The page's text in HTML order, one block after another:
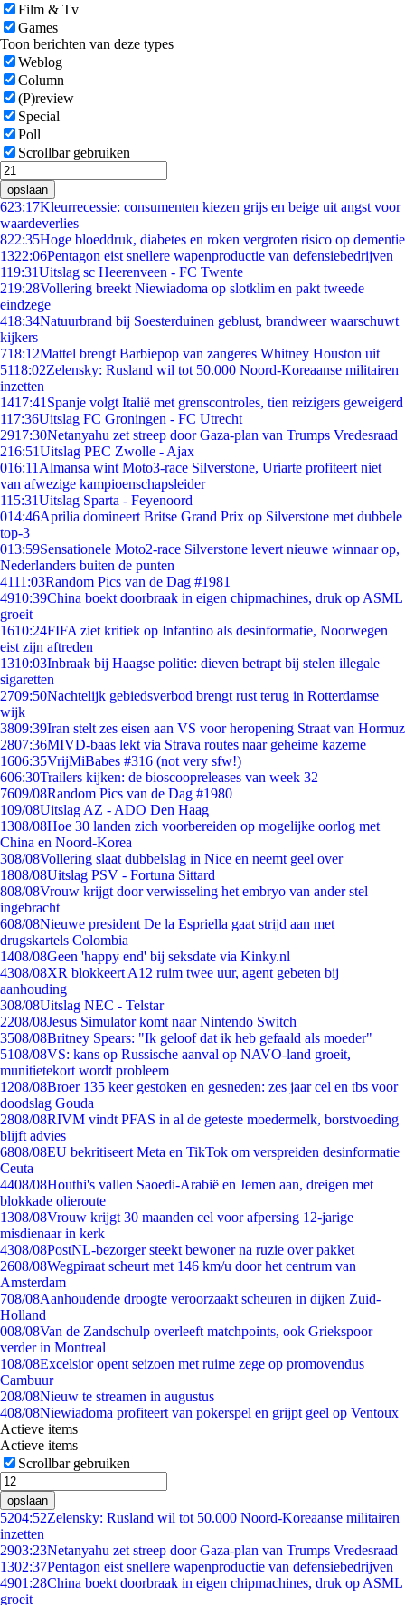
Film & Tv
Games
Toon berichten van deze types
Weblog
Column
(P)review
Special
Poll
Scrollbar gebruiken
opslaan
623:17Kleurrecessie: consumenten kiezen grijs en beige uit angst voor
waardeverlies
822:35Hoge bloeddruk, diabetes en roken vergroten risico op dementie
1322:06Pentagon eist snellere wapenproductie van defensiebedrijven
119:31Uitslag sc Heerenveen - FC Twente
219:28Vollering breekt Niewiadoma op slotklim en pakt tweede
eindzege
418:34Natuurbrand bij Soesterduinen geblust, brandweer waarschuwt
kijkers
718:12Mattel brengt Barbiepop van zangeres Whitney Houston uit
5118:02Zelensky: Rusland wil tot 50.000 Noord-Koreaanse militairen
inzetten
1417:41 Spanje volgt Italië met grenscontroles, tien reizigers geweigerd
117:36Uitslag FC Groningen - FC Utrecht
2917:30Netanyahu zet streep door Gaza-plan van Trumps Vredesraad
216:51Uitslag PEC Zwolle - Ajax
016:11 Almansa wint Moto3-race Silverstone, Uriarte profiteert niet
van afwezige kampioenschapsleider
115:31Uitslag Sparta - Feyenoord
014:46Aprilia domineert Britse Grand Prix op Silverstone met dubbele
top-3
013:59Sensationele Moto2-race Silverstone levert nieuwe winnaar op,
Nederlanders buiten de punten
4111:03Random Pics van de Dag #1981
4910:39China boekt doorbraak in eigen chipmachines, druk op ASML
groeit
1610:24FIFA ziet kritiek op Infantino als desinformatie, Noorwegen
eist zijn aftreden
1310:03Inbraak bij Haagse politie: dieven betrapt bij stelen illegale
sigaretten
2709:50Nachtelijk gebiedsverbod brengt rust terug in Rotterdamse
wijk
3809:39Iran stelt zes eisen aan VS voor heropening Straat van Hormuz
2807:36MIVD-baas lekt via Strava routes naar geheime kazerne
1606:35VrijMiBabes #316 (not very sfw!)
606:30Trailers kijken: de bioscoopreleases van week 32
7609/08Random Pics van de Dag #1980
109/08Uitslag AZ - ADO Den Haag
1308/08Hoe 30 landen zich voorbereiden op mogelijke oorlog met
China en Noord-Korea
308/08Vollering slaat dubbelslag in Nice en neemt geel over
1808/08Uitslag PSV - Fortuna Sittard
808/08Vrouw krijgt door verwisseling het embryo van ander stel
ingebracht
608/08Nieuwe president De la Espriella gaat strijd aan met
drugskartels Colombia
1408/08Geen 'happy end' bij seksdate via Kinky.nl
4308/08XR blokkeert A12 ruim twee uur, agent gebeten bij
aanhouding
308/08Uitslag NEC - Telstar
2208/08Jesus Simulator komt naar Nintendo Switch
3508/08Britney Spears: "Ik geloof dat ik heb gefaald als moeder"
5108/08VS: kans op Russische aanval op NAVO-land groeit,
munitietekort wordt probleem
1208/08Broer 135 keer gestoken en gesneden: zes jaar cel en tbs voor
doodslag Gouda
2808/08RIVM vindt PFAS in al de geteste moedermelk, borstvoeding
blijft advies
6808/08EU bekritiseert Meta en TikTok om verspreiden desinformatie
Ceuta
4408/08Houthi's vallen Saoedi-Arabië en Jemen aan, dreigen met
blokkade olieroute
1308/08Vrouw krijgt 30 maanden cel voor afpersing 12-jarige
misdienaar in kerk
4308/08PostNL-bezorger steekt bewoner na ruzie over pakket
2608/08Wegpiraat scheurt met 146 km/u door het centrum van
Amsterdam
708/08Aanhoudende droogte veroorzaakt scheuren in dijken Zuid-
Holland
008/08Van de Zandschulp overleeft matchpoints, ook Griekspoor
verder in Montreal
108/08Excelsior opent seizoen met ruime zege op promovendus
Cambuur
208/08Nieuw te streamen in augustus
408/08Niewiadoma profiteert van pokerspel en grijpt geel op Ventoux
Actieve items
Actieve items
Scrollbar gebruiken
opslaan
5204:52Zelensky: Rusland wil tot 50.000 Noord-Koreaanse militairen
inzetten
2903:23Netanyahu zet streep door Gaza-plan van Trumps Vredesraad
1302:37Pentagon eist snellere wapenproductie van defensiebedrijven
4901:28China boekt doorbraak in eigen chipmachines, druk op ASML
groeit